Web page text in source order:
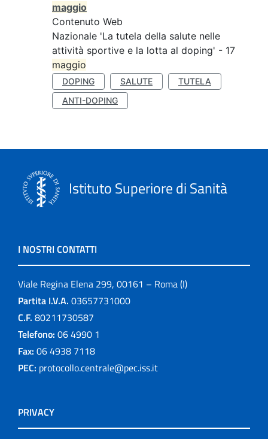
maggio
Contenuto Web
Nazionale 'La tutela della salute nelle
attività sportive e la lotta al doping' - 17
maggio
DOPING SALUTE
TUTELA
ANTI-DOPING
Istituto Superiore di Sanità
I NOSTRI CONTATTI
Viale Regina Elena 299, 00161 – Roma (I)
Partita I.V.A. 03657731000
C.F. 80211730587
Telefono: 06 4990 1
Fax: 06 4938 7118
PEC: protocollo.centrale@pec.iss.it
PRIVACY